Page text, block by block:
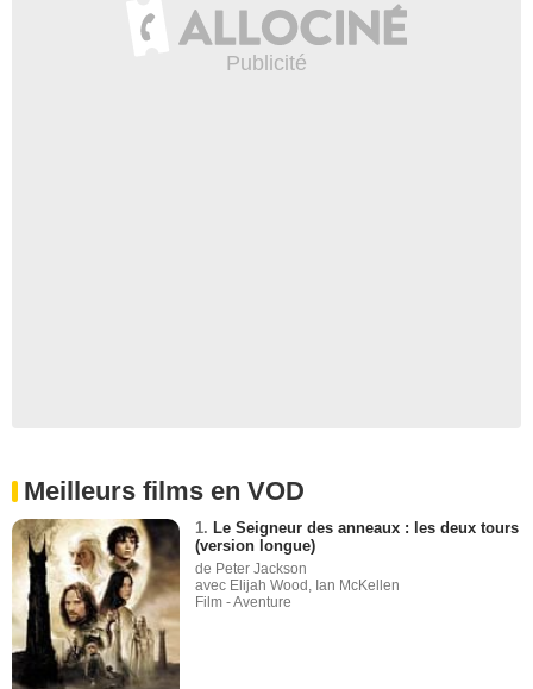
Meilleurs films en VOD
1. Le Seigneur des anneaux : les deux tours
(version longue)
de Peter Jackson
avec Elijah Wood, Ian McKellen
Film - Aventure